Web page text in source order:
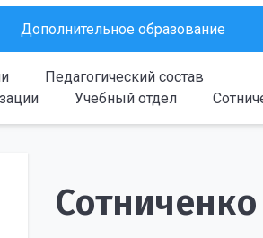
Дополнительное образование
Педагогический состав
Учебный отдел